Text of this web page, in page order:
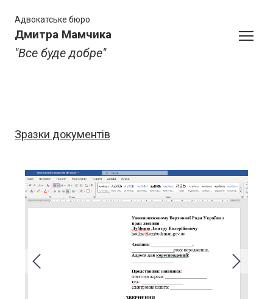
Адвокатське бюро
Дмитра Мамчика
"Все буде добре"
Зразки документів